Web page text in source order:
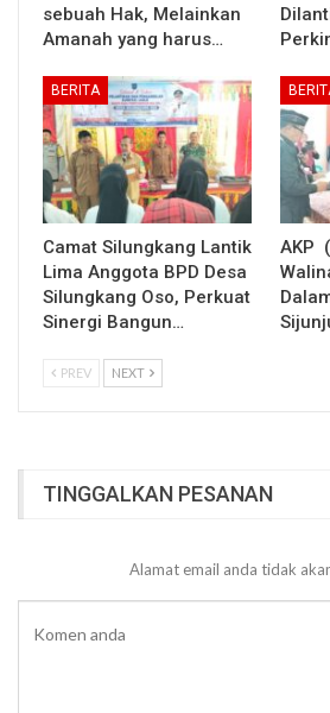
sebuah Hak, Melainkan
Amanah yang harus…
BERITA
Camat Silungkang Lantik
Lima Anggota BPD Desa
Silungkang Oso, Perkuat
Sinergi Bangun…
AKP
PREV NEXT
TINGGALKAN PESANAN
Alamat email anda tidak